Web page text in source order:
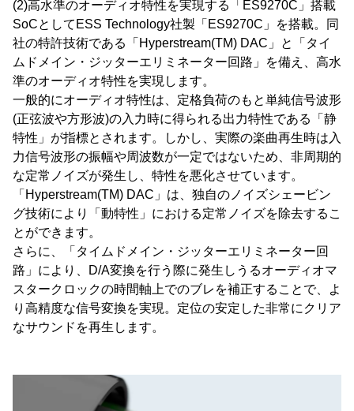
(2)高水準のオーディオ特性を実現する「ES9270C」搭載
SoCとしてESS Technology社製「ES9270C」を搭載。同
社の特許技術である「Hyperstream(TM) DAC」と「タイ
ムドメイン・ジッターエリミネーター回路」を備え、高水
準のオーディオ特性を実現します。
一般的にオーディオ特性は、定格負荷のもと単純信号波形
(正弦波や方形波)の入力時に得られる出力特性である「静
特性」が指標とされます。しかし、実際の楽曲再生時は入
力信号波形の振幅や周波数が一定ではないため、非周期的
な定常ノイズが発生し、特性を悪化させています。
「Hyperstream(TM) DAC」は、独自のノイズシェービン
グ技術により「動特性」における定常ノイズを除去するこ
とができます。
さらに、「タイムドメイン・ジッターエリミネーター回
路」により、D/A変換を行う際に発生しうるオーディオマ
スタークロックの時間軸上でのブレを補正することで、よ
り高精度な信号変換を実現。定位の安定した非常にクリア
なサウンドを再生します。